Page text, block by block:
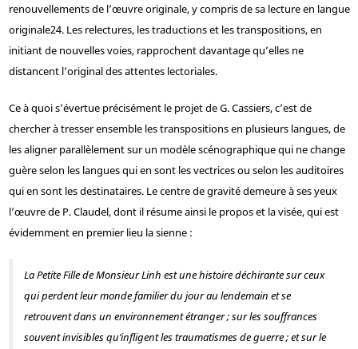
renouvellements de l’œuvre originale, y compris de sa lecture en langue
originale24. Les relectures, les traductions et les transpositions, en
initiant de nouvelles voies, rapprochent davantage qu’elles ne
distancent l’original des attentes lectoriales.
Ce à quoi s’évertue précisément le projet de G. Cassiers, c’est de
chercher à tresser ensemble les transpositions en plusieurs langues, de
les aligner parallèlement sur un modèle scénographique qui ne change
guère selon les langues qui en sont les vectrices ou selon les auditoires
qui en sont les destinataires. Le centre de gravité demeure à ses yeux
l’œuvre de P. Claudel, dont il résume ainsi le propos et la visée, qui est
évidemment en premier lieu la sienne :
La Petite Fille de Monsieur Linh est une histoire déchirante sur ceux
qui perdent leur monde familier du jour au lendemain et se
retrouvent dans un environnement étranger ; sur les souffrances
souvent invisibles qu’infligent les traumatismes de guerre ; et sur le